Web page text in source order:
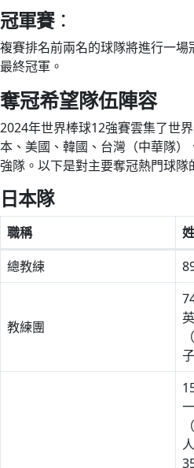
冠軍賽：
複賽排名前兩名的球隊將進行一
最終冠軍。
奪冠希望隊伍陣容
2024年世界棒球12強賽雲集了世
本、美國、韓國、台灣（中華隊
強隊。以下是對主要奪冠熱門球隊
日本隊
職稱
總教練
教練團